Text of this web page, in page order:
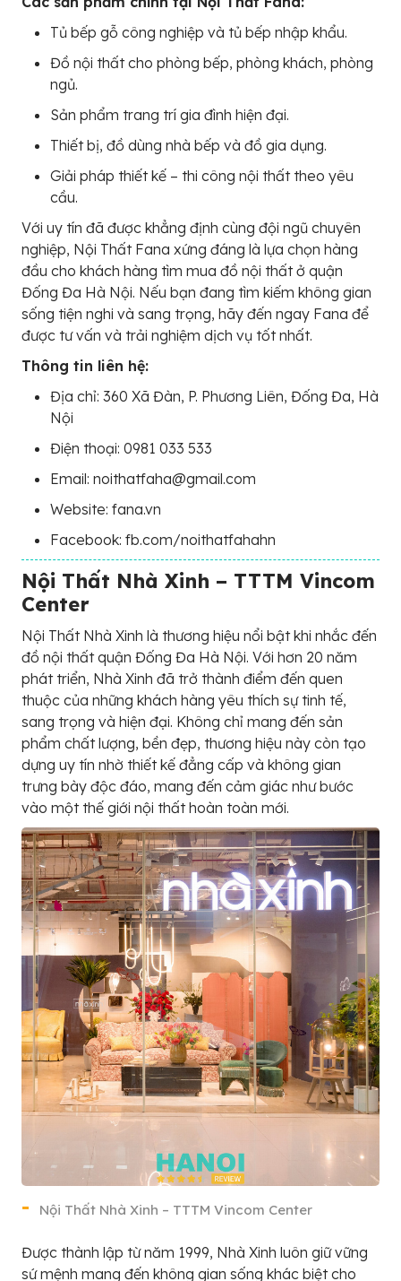
Tủ bếp gỗ công nghiệp và tủ bếp nhập khẩu.
Đồ nội thất cho phòng bếp, phòng khách, phòng
ngủ.
Sản phẩm trang trí gia đình hiện đại.
Thiết bị, đồ dùng nhà bếp và đồ gia dụng.
Giải pháp thiết kế – thi công nội thất theo yêu
cầu.
Với uy tín đã được khẳng định cùng đội ngũ chuyên
nghiệp, Nội Thất Fana xứng đáng là lựa chọn hàng
đầu cho khách hàng tìm mua đồ nội thất ở quận
Đống Đa Hà Nội. Nếu bạn đang tìm kiếm không gian
sống tiện nghi và sang trọng, hãy đến ngay Fana để
được tư vấn và trải nghiệm dịch vụ tốt nhất.
Thông tin liên hệ:
Địa chỉ: 360 Xã Đàn, P. Phương Liên, Đống Đa, Hà
Nội
Điện thoại: 0981 033 533
Email: noithatfaha@gmail.com
Website: fana.vn
Facebook: fb.com/noithatfahahn
Nội Thất Nhà Xinh – TTTM Vincom
Center
Nội Thất Nhà Xinh là thương hiệu nổi bật khi nhắc đến
đồ nội thất quận Đống Đa Hà Nội. Với hơn 20 năm
phát triển, Nhà Xinh đã trở thành điểm đến quen
thuộc của những khách hàng yêu thích sự tinh tế,
sang trọng và hiện đại. Không chỉ mang đến sản
phẩm chất lượng, bền đẹp, thương hiệu này còn tạo
dựng uy tín nhờ thiết kế đẳng cấp và không gian
trưng bày độc đáo, mang đến cảm giác như bước
vào một thế giới nội thất hoàn toàn mới.
Nội Thất Nhà Xinh – TTTM Vincom Center
Được thành lập từ năm 1999, Nhà Xinh luôn giữ vững
sứ mệnh mang đến không gian sống khác biệt cho